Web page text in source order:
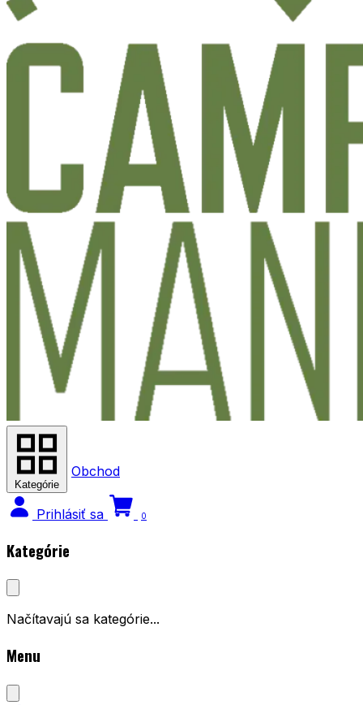
Kategórie
Obchod
Prihlásiť sa 0
Kategórie
Načítavajú sa kategórie...
Menu